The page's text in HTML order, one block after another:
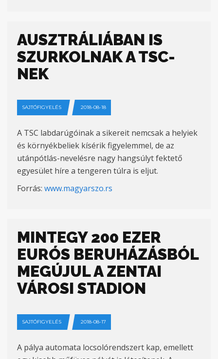
AUSZTRÁLIÁBAN IS
SZURKOLNAK A TSC-
NEK
SAJTÓFIGYELÉS 2018-08-18
A TSC labdarúgóinak a sikereit nemcsak a helyiek
és környékbeliek kísérik figyelemmel, de az
utánpótlás-nevelésre nagy hangsúlyt fektető
egyesület híre a tengeren túlra is eljut.
Forrás: www.magyarszo.rs
MINTEGY 200 EZER
EURÓS BERUHÁZÁSBÓL
MEGÚJUL A ZENTAI
VÁROSI STADION
SAJTÓFIGYELÉS 2018-08-17
A pálya automata locsolórendszert kap, emellett